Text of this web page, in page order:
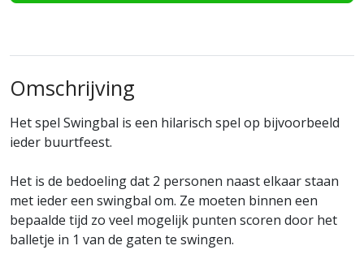
Omschrijving
Het spel Swingbal is een hilarisch spel op bijvoorbeeld
ieder buurtfeest.
Het is de bedoeling dat 2 personen naast elkaar staan
met ieder een swingbal om. Ze moeten binnen een
bepaalde tijd zo veel mogelijk punten scoren door het
balletje in 1 van de gaten te swingen.